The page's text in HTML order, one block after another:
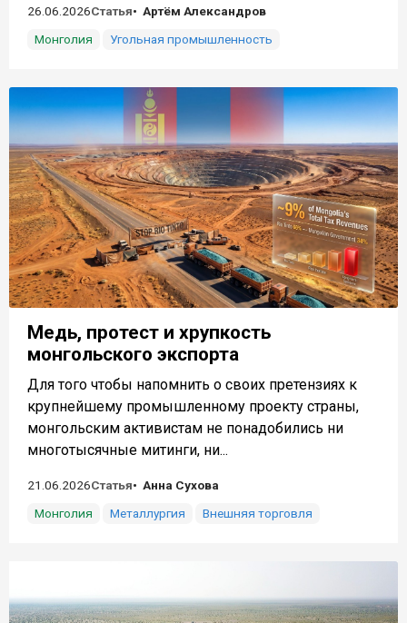
26.06.2026Статья
Артём Александров
Монголия
Угольная промышленность
Медь, протест и хрупкость
монгольского экспорта
Для того чтобы напомнить о своих претензиях к
крупнейшему промышленному проекту страны,
монгольским активистам не понадобились ни
многотысячные митинги, ни...
21.06.2026Статья
Анна Сухова
Монголия
Металлургия Внешняя торговля